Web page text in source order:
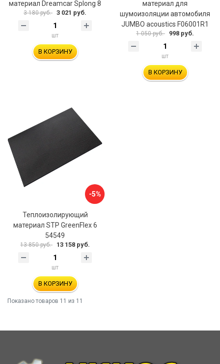
материал Dreamcar Splong 8
3 180 руб. 3 021 руб.
шт
В КОРЗИНУ
материал для
шумоизоляции автомобиля
JUMBO acoustics F06001R1
1 050 руб. 998 руб.
шт
В КОРЗИНУ
-5%
Теплоизолирующий
материал STP GreenFlex 6
54549
13 850 руб. 13 158 руб.
шт
В КОРЗИНУ
Показано товаров 11 из 11